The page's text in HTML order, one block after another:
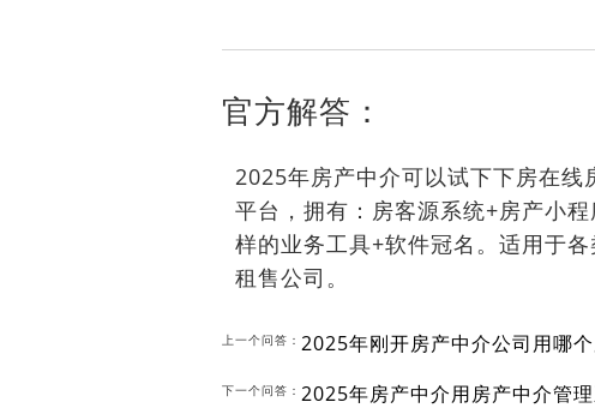
官方解答：
2025年房产中介可以试下下房在
平台，拥有：房客源系统+房产小
样的业务工具+软件冠名。适用于
租售公司。
上一个问答： 2025年刚开房产中介公司用哪
下一个问答： 2025年房产中介用房产中介管